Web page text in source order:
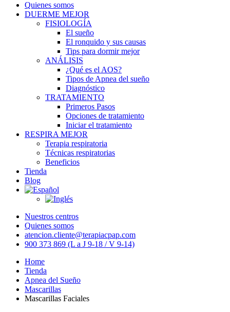
Quienes somos
DUERME MEJOR
FISIOLOGÍA
El sueño
El ronquido y sus causas
Tips para dormir mejor
ANÁLISIS
¿Qué es el AOS?
Tipos de Apnea del sueño
Diagnóstico
TRATAMIENTO
Primeros Pasos
Opciones de tratamiento
Iniciar el tratamiento
RESPIRA MEJOR
Terapia respiratoria
Técnicas respiratorias
Beneficios
Tienda
Blog
Nuestros centros
Quienes somos
atencion.cliente@terapiacpap.com
900 373 869 (L a J 9-18 / V 9-14)
Home
Tienda
Apnea del Sueño
Mascarillas
Mascarillas Faciales